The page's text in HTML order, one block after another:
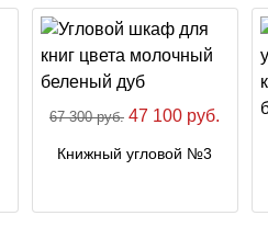
67 300 руб. 47 100 руб.
Книжный угловой №3